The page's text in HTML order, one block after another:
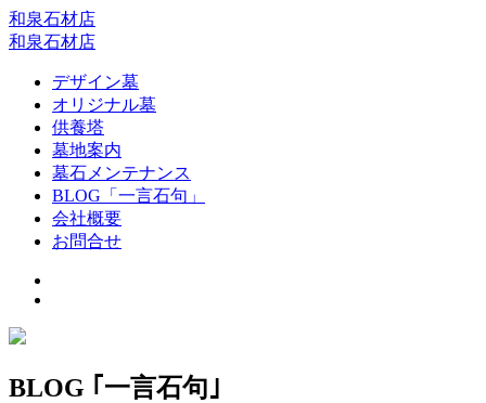
和泉石材店
和泉石材店
デザイン墓
オリジナル墓
供養塔
墓地案内
墓石メンテナンス
BLOG「一言石句」
会社概要
お問合せ
BLOG ｢一言石句｣